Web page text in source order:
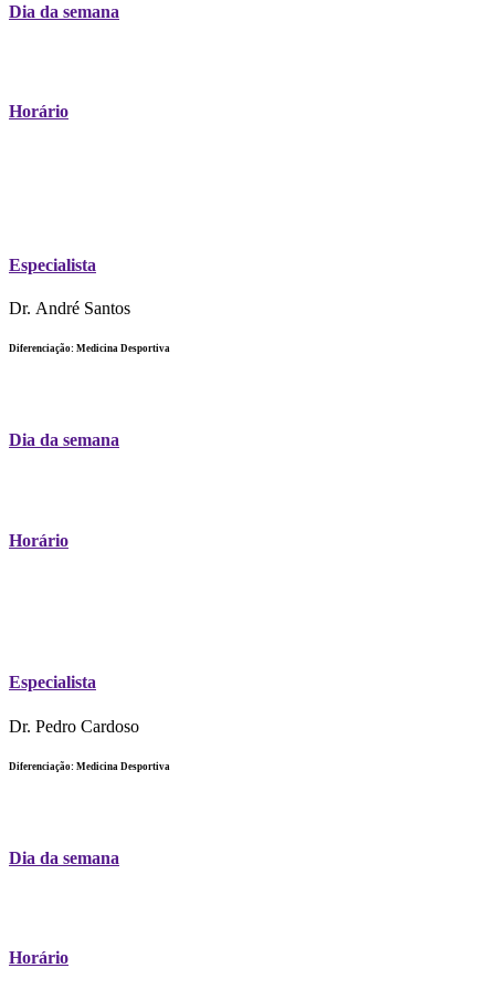
Dia da semana
Horário
Especialista
Dr. André Santos
Diferenciação: Medicina Desportiva
Dia da semana
Horário
Especialista
Dr. Pedro Cardoso
Diferenciação: Medicina Desportiva
Dia da semana
Horário